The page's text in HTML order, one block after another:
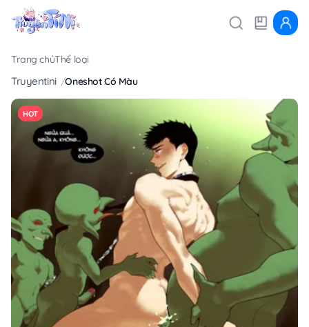
Trang chủThể loại
Truyentini Oneshot Có Màu
HOT